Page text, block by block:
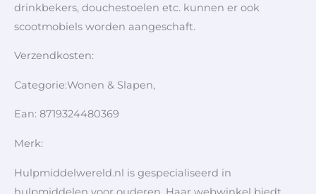
drinkbekers, douchestoelen etc. kunnen er ook
scootmobiels worden aangeschaft.
Verzendkosten:
Categorie:Wonen & Slapen,
Ean: 8719324480369
Merk:
Hulpmiddelwereld.nl is gespecialiseerd in